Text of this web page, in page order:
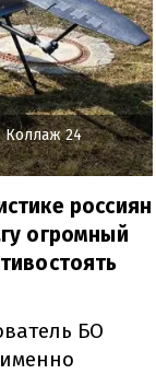
24
россиян
огромный
БО